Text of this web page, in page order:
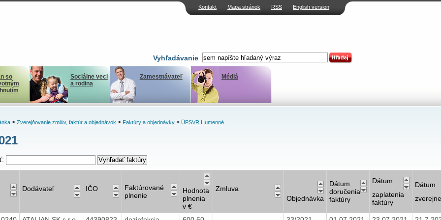
Kontakt Mapa stránok RSS English version
Vyhľadávanie
so
Sociálne veci
a rodina
Zamestnávateľ Médiá
> Zverejňovanie zmlúv, faktúr a objednávok> Faktúry a objednávky > ÚPSVR Humenné
Dodávateľ IČO
Faktúrované
plnenie
Hodnota
plnenia
v €
Zmluva
Objednávka
Dátum
doručenia
faktúry
Dátum
zaplatenia
faktúry
Dátum